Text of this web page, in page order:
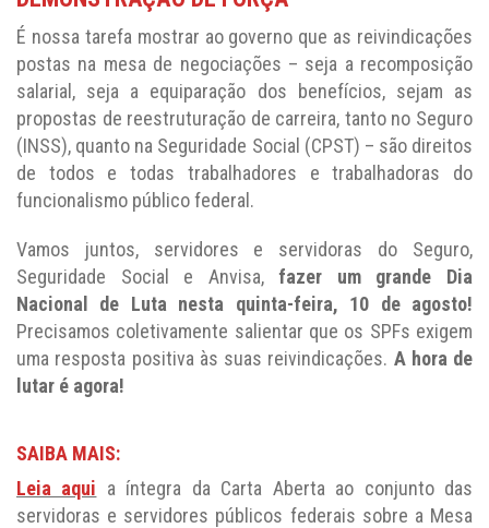
É nossa tarefa mostrar ao governo que as reivindicações
postas na mesa de negociações – seja a recomposição
salarial, seja a equiparação dos benefícios, sejam as
propostas de reestruturação de carreira, tanto no Seguro
(INSS), quanto na Seguridade Social (CPST) – são direitos
de todos e todas trabalhadores e trabalhadoras do
funcionalismo público federal.
Vamos juntos, servidores e servidoras do Seguro,
Seguridade Social e Anvisa,fazer um grande Dia
Nacional de Luta nesta quinta-feira, 10 de agosto!
Precisamos coletivamente salientar que os SPFs exigem
uma resposta positiva às suas reivindicações. A hora de
lutar é agora!
SAIBA MAIS:
Leia aqui a íntegra da Carta Aberta ao conjunto das
servidoras e servidores públicos federais sobre a Mesa